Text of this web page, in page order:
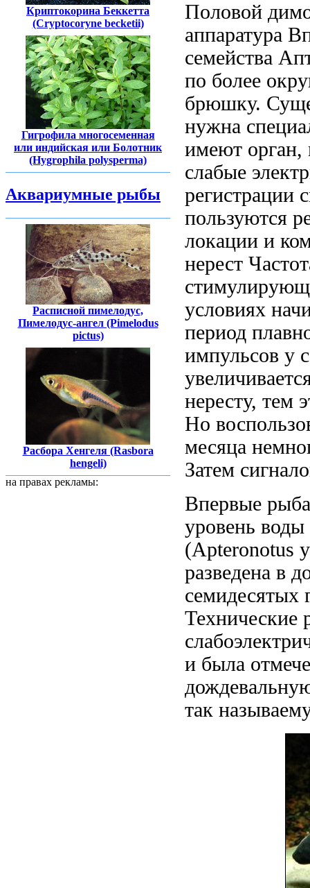
Криптокорина Беккетта
(Cryptocoryne becketii)
Гигрофила многосеменная
или индийская или Болотник
(Hygrophila polysperma)
Аквариумные рыбы
Расписной пимелодус,
Пимелодус-ангел (Pimelodus
pictus)
Расбора Хенгеля (Rasbora
hengeli)
на правах рекламы:
Половой
аппаратура
семейства
по более
брюшку.
нужна
имеют орган,
слабые
регистрации
пользуются
локации и
нерест
условиях
период
импульсов у
нересту, тем
Но
месяца
Затем
Впервые
уровень воды
(Apteronotus
разведена в
семидесятых
Технические
и была
так